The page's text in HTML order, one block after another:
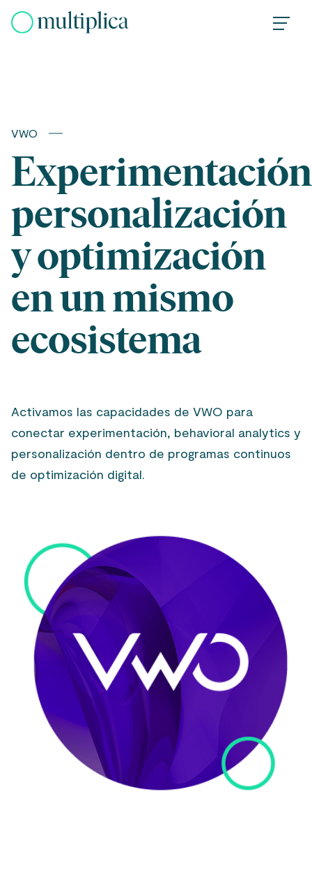
VWO
personalización
y optimización
en un mismo
ecosistema
Activamos las capacidades de VWO para
conectar experimentación, behavioral analytics y
personalización dentro de programas continuos
de optimización digital.